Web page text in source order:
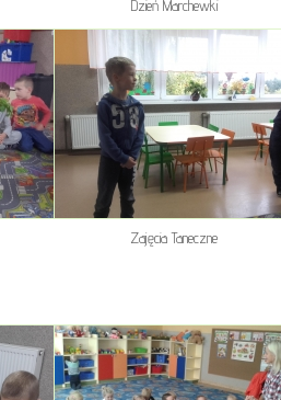
Dzień Marchewki
Zajęcia Taneczne